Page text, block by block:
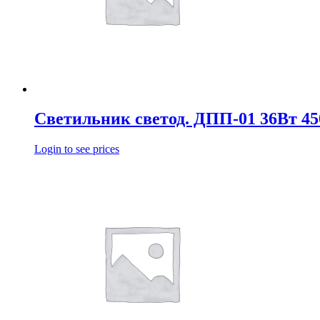
Светильник светод. ДПП-01 36Вт
Login to see prices